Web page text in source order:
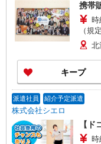
携帯
（規定あり） ゜+
+゜ 入
頂くと,
い・
+゜・
北
キープ
派遣社員 紹介予定派遣
株式会社シエロ
【ド